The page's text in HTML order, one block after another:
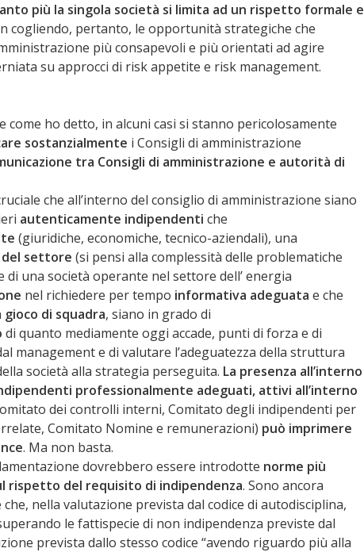
più la singola società si limita ad un rispetto formale e
cogliendo, pertanto, le opportunità strategiche che
più consapevoli e più orientati ad agire
su approcci di risk appetite e risk management.
come ho detto, in alcuni casi si stanno pericolosamente
sostanzialmente i Consigli di amministrazione
tra Consigli di amministrazione e autorità di
che all’interno del consiglio di amministrazione siano
autenticamente indipendenti che
(giuridiche, economiche, tecnico-aziendali), una
del settore (si pensi alla complessità delle problematiche
una società operante nel settore dell’ energia
nel richiedere per tempo informativa adeguata e che
gioco di squadra, siano in grado di
di quanto mediamente oggi accade, punti di forza e di
management e di valutare l’adeguatezza della struttura
società alla strategia perseguita. La presenza all’interno
professionalmente adeguati, attivi all’interno
dei controlli interni, Comitato degli indipendenti per
Comitato Nomine e remunerazioni) può imprimere
. Ma non basta.
dovrebbero essere introdotte norme più
rispetto del requisito di indipendenza. Sono ancora
nella valutazione prevista dal codice di autodisciplina,
le fattispecie di non indipendenza previste dal
prevista dallo stesso codice “avendo riguardo più alla